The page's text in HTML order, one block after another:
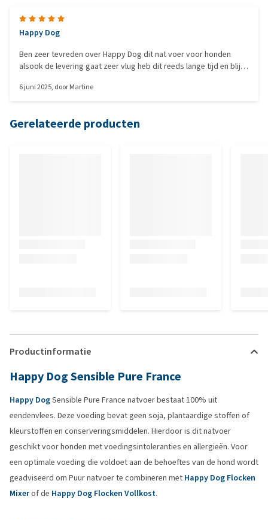
Happy Dog
Ben zeer tevreden over Happy Dog dit nat voer voor honden
alsook de levering gaat zeer vlug heb dit reeds lange tijd en blijf
6 juni 2025, doorMartine
Gerelateerde producten
Productinformatie
Happy Dog Sensible Pure France
Happy DogSensible Pure France natvoer bestaat 100% uit
eendenvlees. Deze voeding bevat geen soja, plantaardige stoffen of
kleurstoffen en conserveringsmiddelen. Hierdoor is dit natvoer
geschikt voor honden met voedingsintoleranties en allergieën. Voor
een optimale voeding die voldoet aan de behoeftes van de hond wordt
geadviseerd om Puur natvoer te combineren met Happy Dog Flocken
Mixerof de Happy Dog Flocken Vollkost.